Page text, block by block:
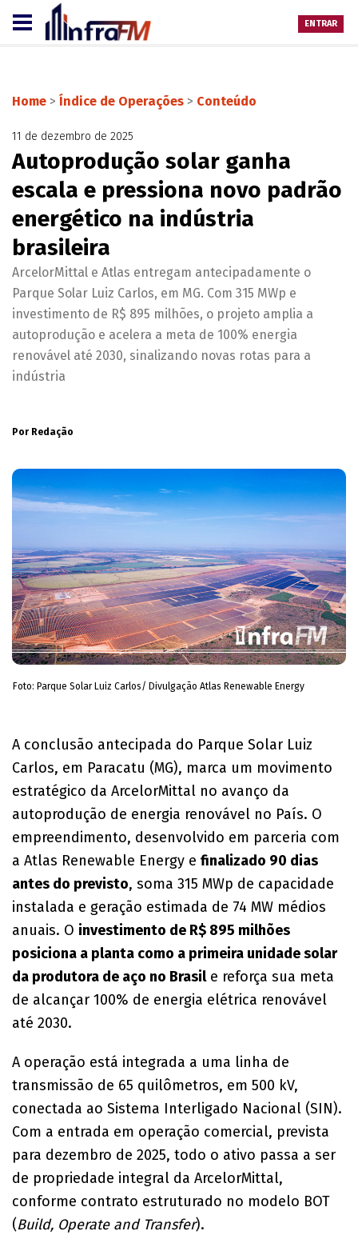
ENTRAR
Home > Índice de Operações > Conteúdo
11 de dezembro de 2025
Autoprodução solar ganha
escala e pressiona novo padrão
energético na indústria
brasileira
ArcelorMittal e Atlas entregam antecipadamente o
Parque Solar Luiz Carlos, em MG. Com 315 MWp e
investimento de R$ 895 milhões, o projeto amplia a
autoprodução e acelera a meta de 100% energia
renovável até 2030, sinalizando novas rotas para a
indústria
Por Redação
Foto: Parque Solar Luiz Carlos/ Divulgação Atlas Renewable Energy
A conclusão antecipada do Parque Solar Luiz
Carlos, em Paracatu (MG), marca um movimento
estratégico da ArcelorMittal no avanço da
autoprodução de energia renovável no País. O
empreendimento, desenvolvido em parceria com
a Atlas Renewable Energy e finalizado 90 dias
antes do previsto, soma 315 MWp de capacidade
instalada e geração estimada de 74 MW médios
anuais. O investimento de R$ 895 milhões
posiciona a planta como a primeira unidade solar
da produtora de aço no Brasile reforça sua meta
de alcançar 100% de energia elétrica renovável
até 2030.
A operação está integrada a uma linha de
transmissão de 65 quilômetros, em 500 kV,
conectada ao Sistema Interligado Nacional (SIN).
Com a entrada em operação comercial, prevista
para dezembro de 2025, todo o ativo passa a ser
de propriedade integral da ArcelorMittal,
conforme contrato estruturado no modelo BOT
(Build, Operate and Transfer).